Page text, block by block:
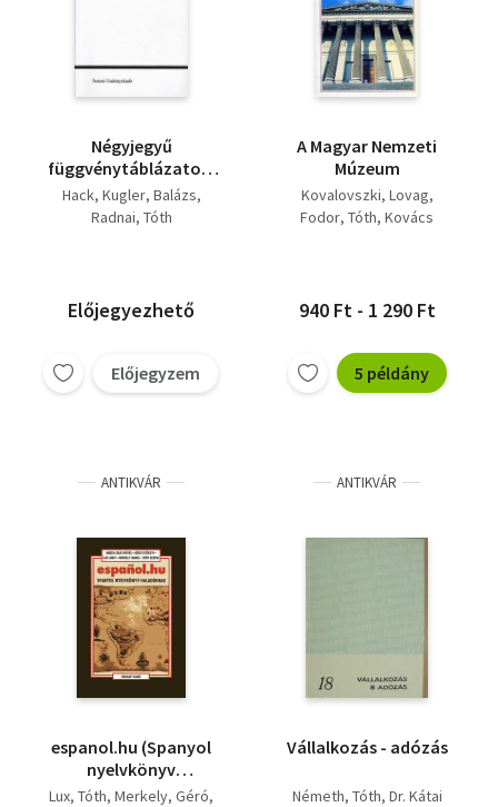
Négyjegyű
függvénytáblázatok.
Matematikai, fizikai,
kémiai összef.
Hack Kugler Balázs
Radnai Tóth
Előjegyezhető
Előjegyzem
A Magyar Nemzeti
Múzeum
Kovalovszki Lovag
Fodor Tóth Kovács
940 Ft - 1 290 Ft
5 példány
ANTIKVÁR
espanol.hu (Spanyol
nyelvkönyv
haladóknak)
Lux Tóth Merkely Géró
ANTIKVÁR
Vállalkozás - adózás
Németh Tóth Dr. Kátai